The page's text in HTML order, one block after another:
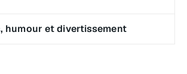
humour et divertissement